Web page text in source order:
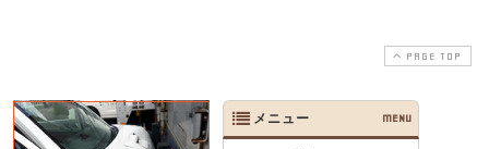
PAGE TOP
メニュー MENU